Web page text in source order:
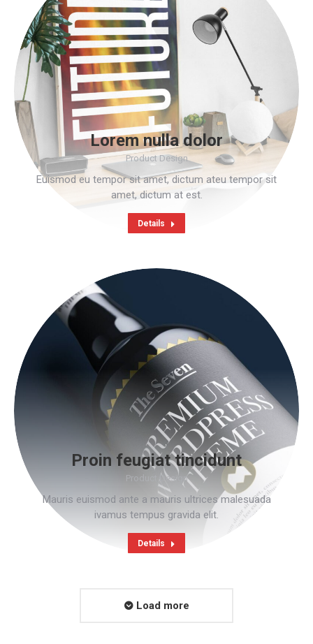
Lorem nulla dolor
Product Design
Euismod eu tempor sit amet, dictum ateu tempor sit
amet, dictum at est.
Details
Proin feugiat tincidunt
Product Design
Mauris euismod ante a mauris ultrices malesuada
ivamus tempus gravida elit.
Details
Load more